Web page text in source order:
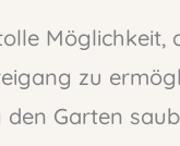
Möglichkeit,
zu
den Garten